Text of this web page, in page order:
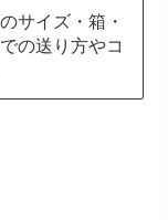
サイズ・箱・
の送り方やコ